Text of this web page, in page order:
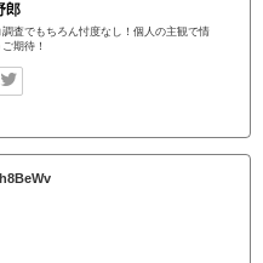
郎
査でもちろん忖度なし！個人の主観で情
期待！